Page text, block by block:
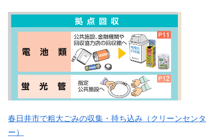
春日井市で粗大ごみの収集・持ち込み（クリーンセンタ
ー）